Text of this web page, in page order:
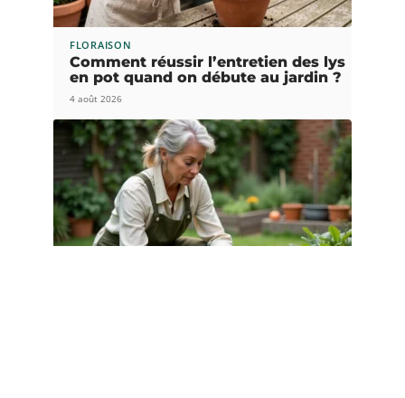
FLORAISON
Comment réussir l’entretien des lys
en pot quand on débute au jardin ?
4 août 2026